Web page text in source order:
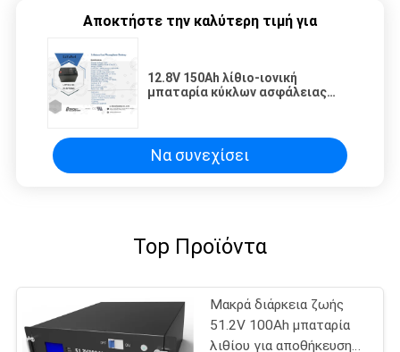
Αποκτήστε την καλύτερη τιμή για
12.8V 150Ah λίθιο-ιονική
μπαταρία κύκλων ασφάλειας
Να συνεχίσει
Top Προϊόντα
Μακρά διάρκεια ζωής
51.2V 100Ah μπαταρία
λιθίου για αποθήκευση